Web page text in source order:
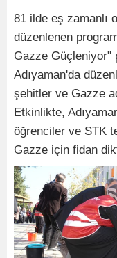
81 ilde eş zamanlı
düzenlenen
Gazze Güçleniyor"
Adıyaman'da
şehitler ve Gazze
Etkinlikte,
öğrenciler ve STK
Gazze için fidan